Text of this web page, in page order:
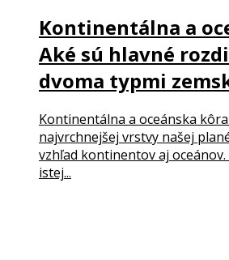
Kontinentálna a
Aké sú hlavné
dvoma typmi
Kontinentálna a oceánska
najvrchnejšej vrstvy našej
vzhľad kontinentov aj
istej...